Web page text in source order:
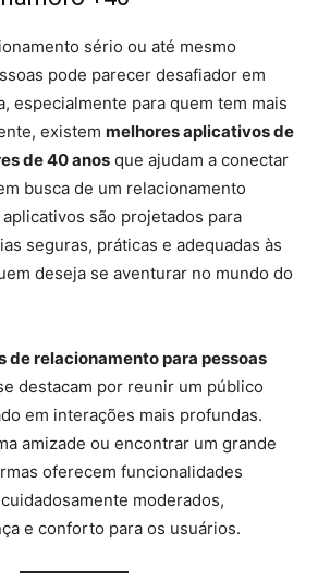
sério ou até mesmo
pode parecer desafiador em
especialmente para quem tem mais
existem melhores aplicativos de
de 40 anos que ajudam a conectar
busca de um relacionamento
são projetados para
seguras, práticas e adequadas às
deseja se aventurar no mundo do
de relacionamento para pessoas
destacam por reunir um público
em interações mais profundas.
amizade ou encontrar um grande
oferecem funcionalidades
moderados,
e conforto para os usuários.